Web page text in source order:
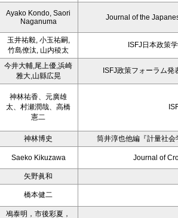
Ayako Kondo, Saori
Naganuma
Journal of the
玉井祐毅, 小玉祐嗣,
竹島僚汰, 山内稜太
ISFJ日本政策
今井大輔,尾上優,浜崎
雅大,山縣広晃
ISFJ政策フォーラム
神林祐香、元廣雄
太、村瀬潤哉、高橋
憲二
神林博史 筒井淳也他編『計量社
Saeko Kikuzawa Journal of
矢野眞和
橋本健二
鳰泰明，市後彩夏，